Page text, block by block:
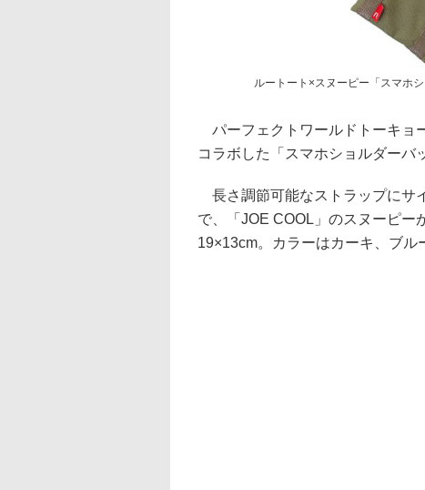
ルートート×スヌーピー「スマホ
パーフェクトワールドトーキョ
コラボした「スマホショルダーバ
長さ調節可能なストラップにサ
で、「JOE COOL」のスヌーピー
19×13cm。カラーはカーキ、ブル